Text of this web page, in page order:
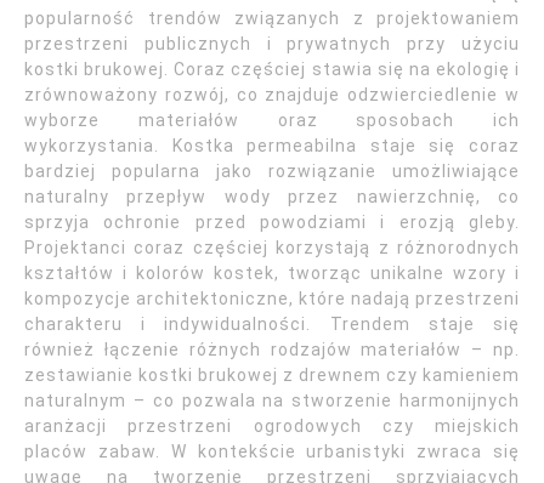
popularność trendów związanych z projektowaniem
przestrzeni publicznych i prywatnych przy użyciu
kostki brukowej. Coraz częściej stawia się na ekologię i
zrównoważony rozwój, co znajduje odzwierciedlenie w
wyborze materiałów oraz sposobach ich
wykorzystania. Kostka permeabilna staje się coraz
bardziej popularna jako rozwiązanie umożliwiające
naturalny przepływ wody przez nawierzchnię, co
sprzyja ochronie przed powodziami i erozją gleby.
Projektanci coraz częściej korzystają z różnorodnych
kształtów i kolorów kostek, tworząc unikalne wzory i
kompozycje architektoniczne, które nadają przestrzeni
charakteru i indywidualności. Trendem staje się
również łączenie różnych rodzajów materiałów – np.
zestawianie kostki brukowej z drewnem czy kamieniem
naturalnym – co pozwala na stworzenie harmonijnych
aranżacji przestrzeni ogrodowych czy miejskich
placów zabaw. W kontekście urbanistyki zwraca się
uwagę na tworzenie przestrzeni sprzyjających